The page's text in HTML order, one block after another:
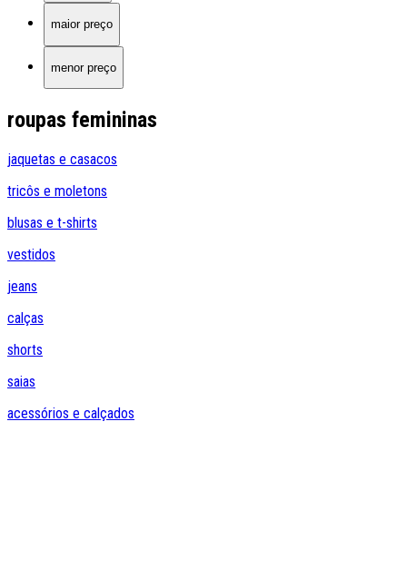
maior preço
menor preço
roupas femininas
jaquetas e casacos
tricôs e moletons
blusas e t-shirts
vestidos
jeans
calças
shorts
saias
acessórios e calçados